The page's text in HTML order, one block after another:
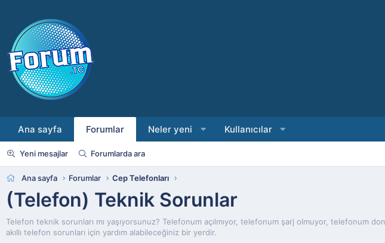
Ana sayfa Forumlar Neler yeni Kullanıcılar
Yeni mesajlar Forumlarda ara
Ana sayfa Forumlar Cep Telefonları
(Telefon) Teknik Sorunlar
Telefon teknik sorunları mı yaşıyorsunuz? Telefonum açılmıyor, telefonum şarj olmuyor, telefonum
akıllı telefon sorunları için yardım alabileceğiniz bir yerdir.